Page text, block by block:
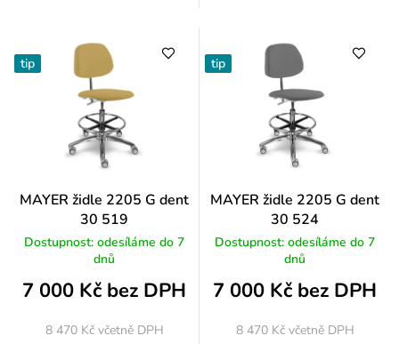
tip
MAYER židle 2205 G dent
30 519
Dostupnost: odesíláme do 7
dnů
7 000 Kč bez DPH
8 470 Kč včetně DPH
tip
MAYER židle 2205 G dent
30 524
Dostupnost: odesíláme do 7
dnů
7 000 Kč bez DPH
8 470 Kč včetně DPH